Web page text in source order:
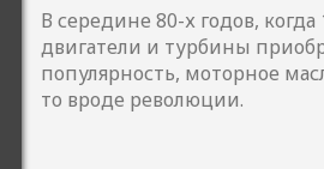
В середине 80-х годов,
двигатели и турбины
популярность, моторное
то вроде революции.